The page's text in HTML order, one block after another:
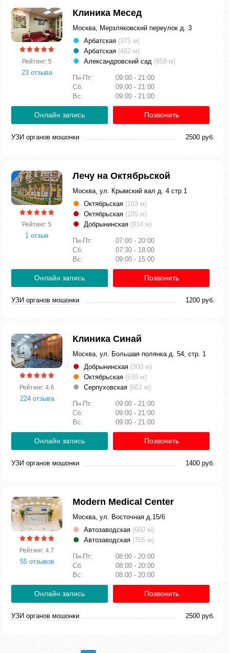
Рейтинг: 5
23 отзыва
Клиника Месед
Москва, Мерзляковский переулок д. 3
Арбатская (375 м)
Арбатская (482 м)
Александровский сад (858 м)
Пн-Пт:
09:00 - 21:00
Сб:
09:00 - 21:00
Вс:
09:00 - 21:00
Онлайн запись Позвонить
УЗИ органов мошонки 2500 руб.
Рейтинг: 5
1 отзыв
Лечу на Октябрьской
Москва, ул. Крымский вал д. 4 стр.1
Октябрьская (163 м)
Октябрьская (185 м)
Добрынинская (914 м)
Пн-Пт:
07:00 - 20:00
Сб:
07:30 - 18:00
Вс:
09:00 - 15:00
Онлайн запись Позвонить
УЗИ органов мошонки 1200 руб.
Рейтинг: 4.6
224 отзыва
Клиника Синай
Москва, ул. Большая полянка д. 54, стр. 1
Добрынинская (300 м)
Октябрьская (639 м)
Серпуховская (661 м)
Пн-Пт:
09:00 - 21:00
Сб:
09:00 - 21:00
Вс:
09:00 - 21:00
Онлайн запись Позвонить
УЗИ органов мошонки 1400 руб.
Рейтинг: 4.7
55 отзывов
Modern Medical Center
Москва, ул. Восточная д.15/6
Автозаводская (660 м)
Автозаводская (765 м)
Пн-Пт:
08:00 - 20:00
Сб:
08:00 - 20:00
Вс:
08:00 - 20:00
Онлайн запись Позвонить
УЗИ органов мошонки 2500 руб.